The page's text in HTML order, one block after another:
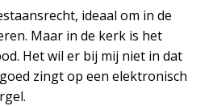
ideaal om in de
Maar in de kerk is het
Het wil er bij mij niet in dat
zingt op een elektronisch